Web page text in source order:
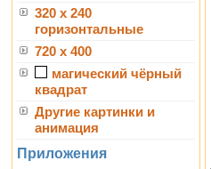
320 x 240
горизонтальные
720 x 400
магический чёрный
квадрат
Другие картинки и
анимация
Приложения